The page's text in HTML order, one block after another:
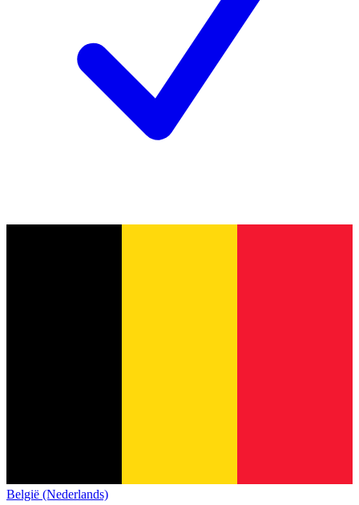
België (Nederlands)